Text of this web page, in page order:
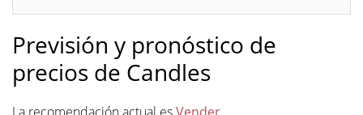
Previsión y pronóstico de
precios de Candles